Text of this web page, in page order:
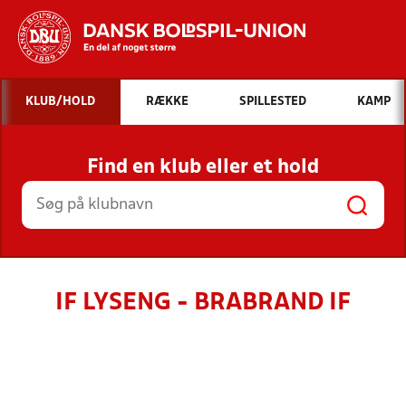
Hvad vil du søge efter?
INDHOLD OG NYHEDER
STILLINGER, RESULTATER, KLUBBER OG
HOLD
KLUB/HOLD RÆKKE SPILLESTED KAMP
Find en klub eller et hold
IF LYSENG - BRABRAND IF